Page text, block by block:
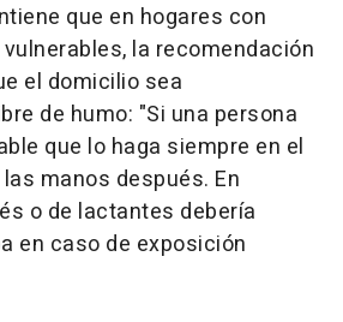
que en hogares con
la recomendación
el domicilio sea
de humo: "Si una persona
que lo haga siempre en el
manos después. En
o de lactantes debería
en caso de exposición